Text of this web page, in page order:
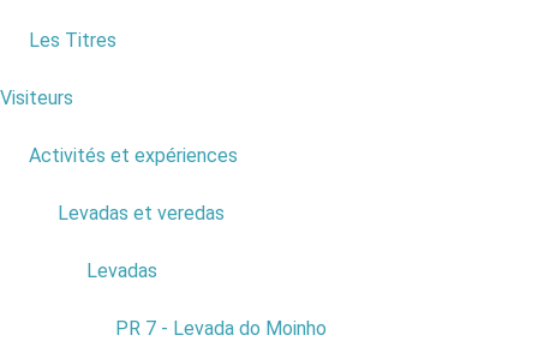
Les Titres
Visiteurs
Activités et expériences
Levadas et veredas
Levadas
PR 7 - Levada do Moinho